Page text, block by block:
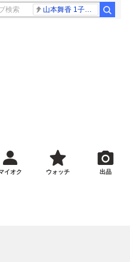
山本舞香 1子出産
イオク ウォッチ 出品